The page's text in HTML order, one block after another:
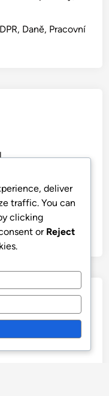
Daně, Pracovní
deliver
traffic. You can
clicking
or Reject